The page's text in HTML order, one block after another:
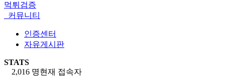
먹튀검증
커뮤니티
인증센터
자유게시판
STATS
2,016 명현재 접속자